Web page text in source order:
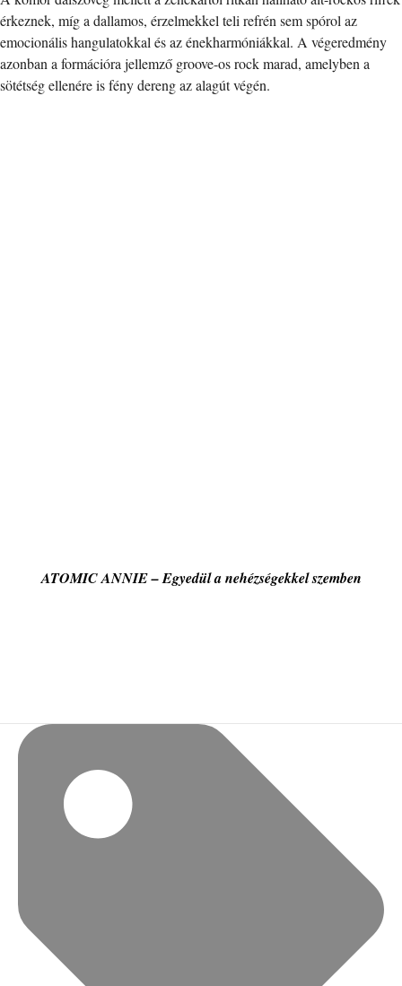
érkeznek, míg a dallamos, érzelmekkel teli refrén sem spórol az
emocionális hangulatokkal és az énekharmóniákkal. A végeredmény
azonban a formációra jellemző groove-os rock marad, amelyben a
sötétség ellenére is fény dereng az alagút végén.
ATOMIC ANNIE – Egyedül a nehézségekkel szemben